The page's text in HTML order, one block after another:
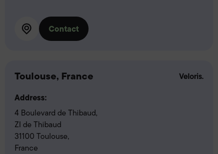
Contact
Toulouse, France
Address:
4 Boulevard de Thibaud,
ZI de Thibaud
31100 Toulouse,
France